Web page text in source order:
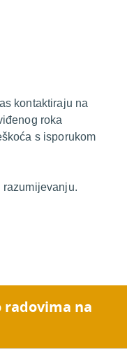
kontaktiraju na
roka
s isporukom
radovima na